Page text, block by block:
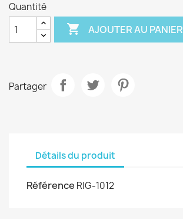
Quantité
 AJOUTER AU PANIER
Partager
Détails du produit
Référence RIG-1012